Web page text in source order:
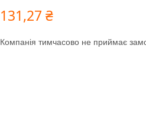
131,27 ₴
Компанія тимчасово не приймає